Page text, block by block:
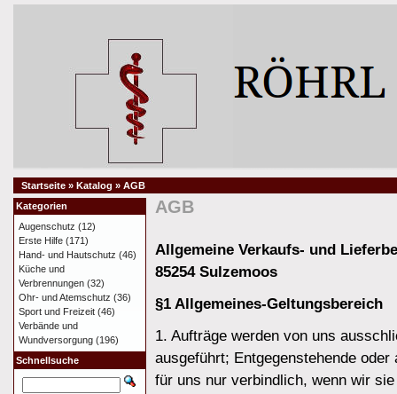
Startseite » Katalog » AGB
AGB
Allgemeine Verkaufs- und
85254 Sulzemoos
§1 Allgemeines-Geltungsbereich
1. Aufträge werden von uns
ausgeführt; Entgegenstehende
für uns nur verbindlich, wenn wir
Kategorien
Augenschutz (12)
Erste Hilfe (171)
Hand- und Hautschutz (46)
Küche und
Verbrennungen (32)
Ohr- und Atemschutz (36)
Sport und Freizeit (46)
Verbände und
Wundversorgung (196)
Schnellsuche